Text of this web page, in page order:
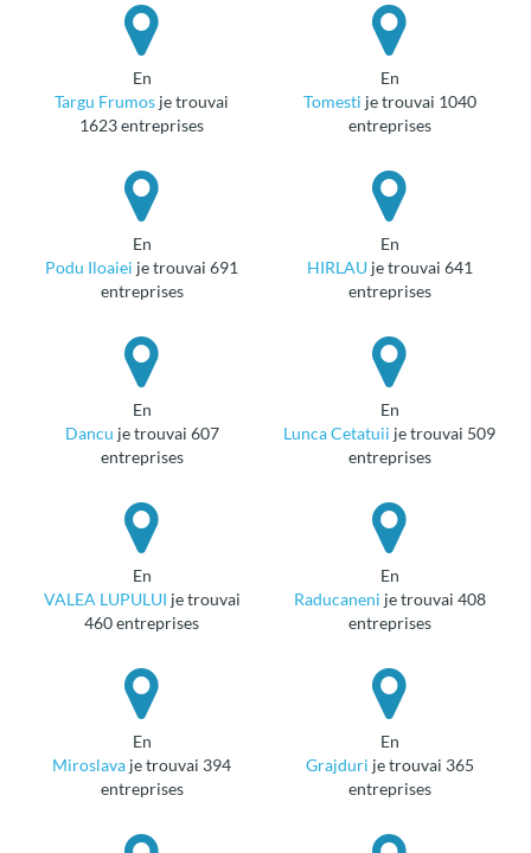
en
Targu Frumos je trouvai
1623 entreprises
en
Tomesti je trouvai 1040
entreprises
en
Podu Iloaiei je trouvai 691
entreprises
en
HIRLAUje trouvai 641
entreprises
en
Dancu je trouvai 607
entreprises
en
Lunca Cetatuii je trouvai 509
entreprises
en
VALEA LUPULUI je trouvai
460 entreprises
en
Raducaneni je trouvai 408
entreprises
en
Miroslava je trouvai 394
entreprises
en
Grajduri je trouvai 365
entreprises